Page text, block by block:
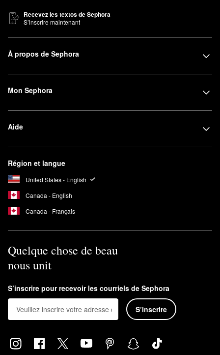
Recevez les textos de Sephora
S’inscrire maintenant
À propos de Sephora
Mon Sephora
Aide
Région et langue
United States - English
Canada - English
Canada - Français
Quelque chose de beau
nous unit
S’inscrire pour recevoir les courriels de Sephora
S’inscrire